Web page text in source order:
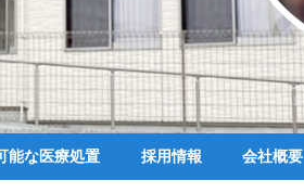
能な医療処置 採用情報 会社概要